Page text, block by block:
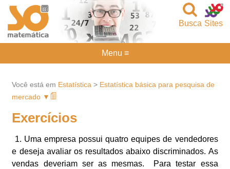
Sites
Busca
Você está em Estatística > Estatística básica para pesquisa de
mercado ▼
Exercícios
1. Uma empresa possui quatro equipes de vendedores
e deseja avaliar os resultados abaixo discriminados. As
vendas deveriam ser as mesmas. Para testar essa